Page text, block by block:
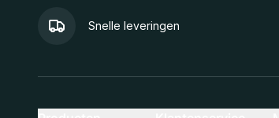
Snelle leveringen